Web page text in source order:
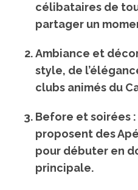
célibataires de
partager un
Ambiance et
style, de
clubs animés du
Before et soirées:
proposent des
pour débuter en
principale.